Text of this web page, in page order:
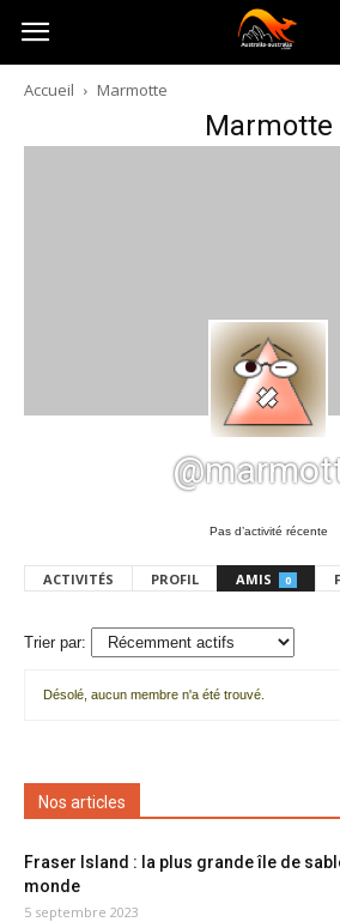
Australia-
australie.com
Accueil Marmotte
Marmotte
Pas d’activité récente
ACTIVITÉS PROFIL AMIS 0
Trier par:
amis
Désolé, aucun membre n'a été trouvé.
Nos articles
Fraser Island : la plus grande île de
monde
5 septembre 2023